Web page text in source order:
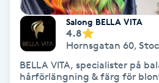
Barber
Barnklippning
BIAB
Salong BELLA VITA
4.8
Hornsgatan 60,
BELLA VITA, specialister på
hårförlängning & färg för